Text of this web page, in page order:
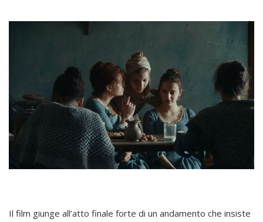
Il film giunge all’atto finale forte di un andamento che insiste